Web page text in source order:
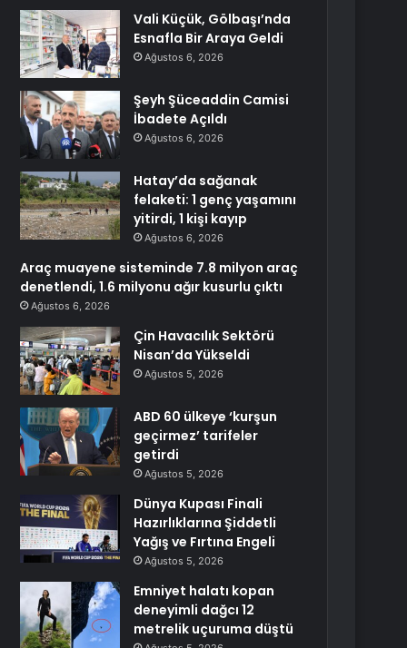
Vali Küçük, Gölbaşı’nda
Esnafla Bir Araya Geldi
Ağustos 6, 2026
Şeyh Şüceaddin Camisi
İbadete Açıldı
Ağustos 6, 2026
Hatay’da sağanak
felaketi: 1 genç yaşamını
yitirdi, 1 kişi kayıp
Ağustos 6, 2026
Araç muayene sisteminde 7.8 milyon araç
denetlendi, 1.6 milyonu ağır kusurlu çıktı
Ağustos 6, 2026
Çin Havacılık Sektörü
Nisan’da Yükseldi
Ağustos 5, 2026
ABD 60 ülkeye ‘kurşun
geçirmez’ tarifeler
getirdi
Ağustos 5, 2026
Dünya Kupası Finali
Hazırlıklarına Şiddetli
Yağış ve Fırtına Engeli
Ağustos 5, 2026
Emniyet halatı kopan
deneyimli dağcı 12
metrelik uçuruma düştü